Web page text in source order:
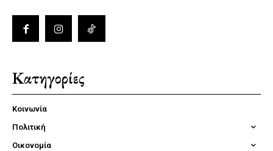
Κατηγορίες
Κοινωνία
Πολιτική
Οικονομία